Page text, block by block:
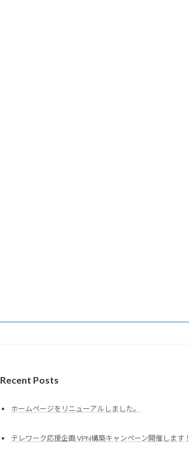
Recent Posts
ホームページをリニューアルしました。
テレワーク応援企画 VPN構築キャンペーン開催します！